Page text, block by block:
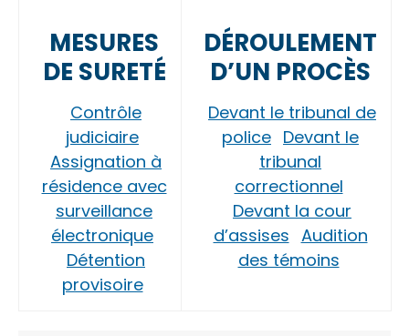
MESURES
DE SURETÉ
Contrôle
judiciaire
Assignation à
résidence avec
surveillance
électronique
Détention
provisoire
DÉROULEMENT
D’UN PROCÈS
Devant le tribunal de
police Devant le
tribunal
correctionnel
Devant la cour
d’assises Audition
des témoins